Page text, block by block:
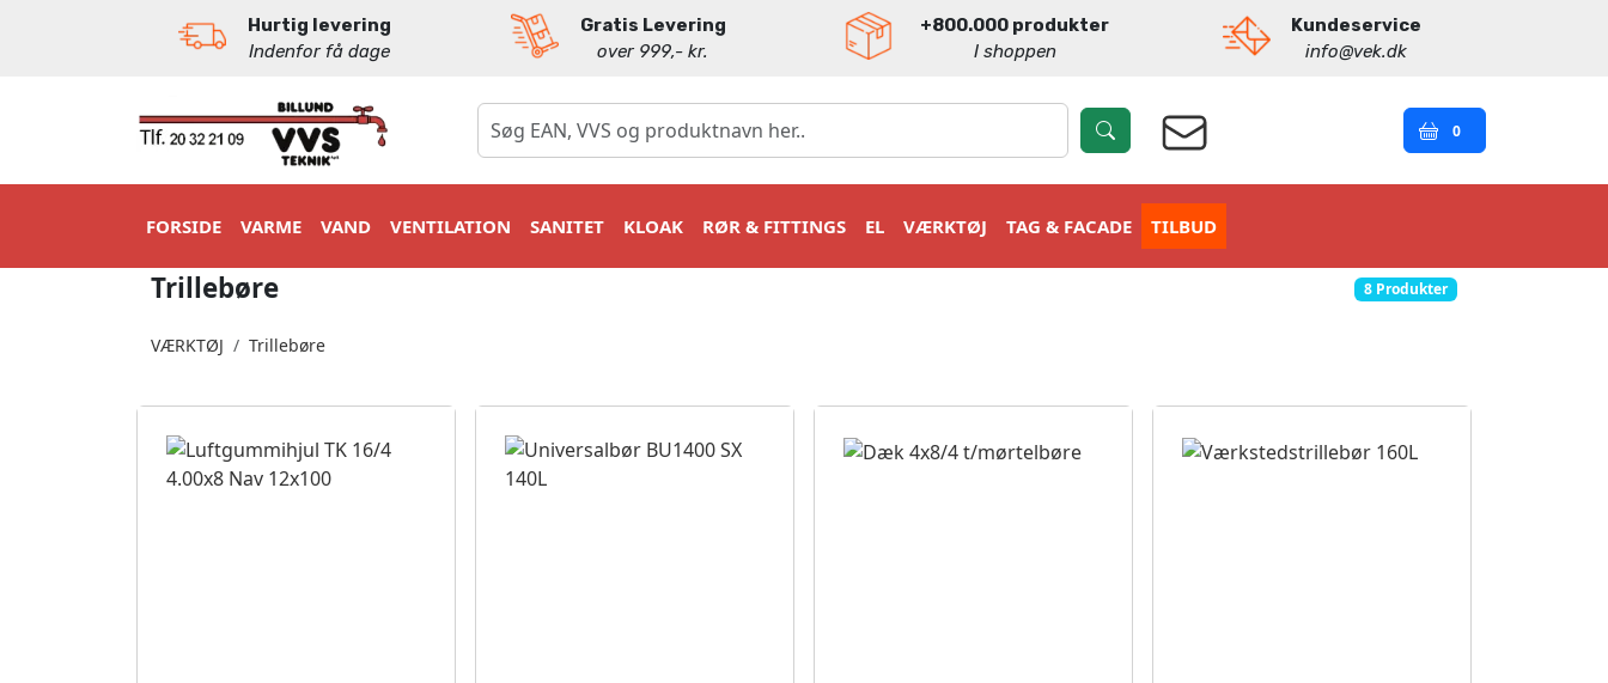
Hurtig levering
Indenfor få dage
Gratis Levering
over 999,- kr.
+800.000 produkter
I shoppen
Kundeservice
info@vek.dk
0
FORSIDE VARME VAND VENTILATION SANITET KLOAK RØR & FITTINGS EL VÆRKTØJ TAG & FACADE TILBUD
Trillebøre 8 Produkter
VÆRKTØJ Trillebøre